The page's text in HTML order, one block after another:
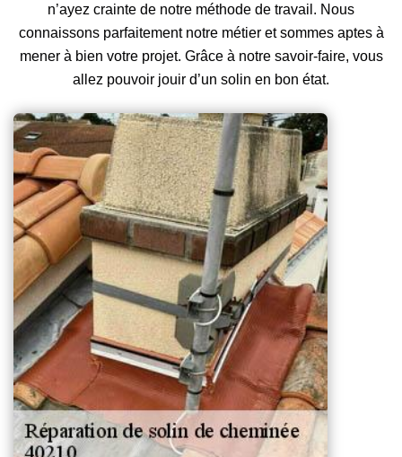
n’ayez crainte de notre méthode de travail. Nous
connaissons parfaitement notre métier et sommes aptes à
mener à bien votre projet. Grâce à notre savoir-faire, vous
allez pouvoir jouir d’un solin en bon état.